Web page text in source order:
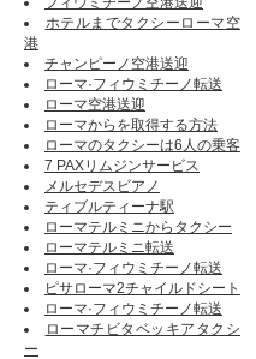
ホテルまでタクシーローマ空
港
チャンピーノ空港送迎
ローマ·フィウミチーノ転送
ローマ空港送迎
ローマからを取得する方法
ローマのタクシーは6人の乗客
7 PAXリムジンサービス
メルセデスビアノ
ティブルティーナ駅
ローマテルミニからタクシー
ローマテルミニ転送
ローマ·フィウミチーノ転送
ピサローマ2チャイルドシート
ローマ·フィウミチーノ転送
ローマチビタベッキアタクシ
ー